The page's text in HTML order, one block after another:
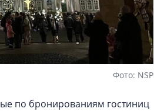
Фото: NSP
по бронированиям гостиниц